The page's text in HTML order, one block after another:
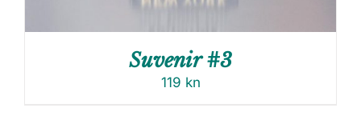
Suvenir #3
119 kn